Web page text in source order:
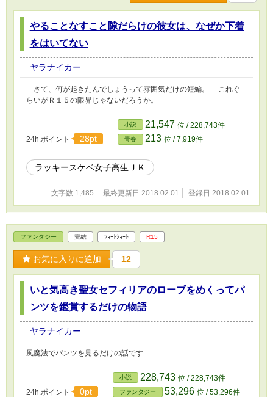
やることなすこと隙だらけの彼女は、なぜか下着
をはいてない
ヤラナイカー
さて、何が起きたんでしょうって雰囲気だけの短編。 これぐ
らいがＲ１５の限界じゃないだろうか。
24h.ポイント 28pt
小説 21,547 位 / 228,743件
青春 213 位 / 7,919件
ラッキースケベ女子高生ＪＫ
文字数 1,485 最終更新日 2018.02.01 登録日 2018.02.01
ファンタジー 完結 ｼｮｰﾄｼｮｰﾄ R15
お気に入りに追加 12
いと気高き聖女セフィリアのローブをめくってパ
ンツを鑑賞するだけの物語
ヤラナイカー
風魔法でパンツを見るだけの話です
24h.ポイント 0pt
小説 228,743 位 / 228,743件
ファンタジー 53,296 位 / 53,296件